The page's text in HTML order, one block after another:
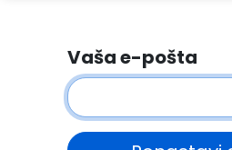
Vaša e-pošta